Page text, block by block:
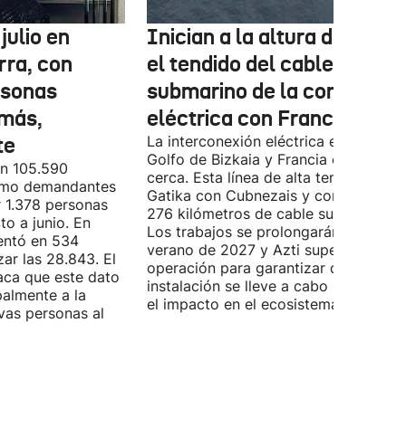
en
con
105.590
demandantes
personas
a junio. En
en 534
las 28.843. El
que este dato
a la
personas al
Inician a la altura de
el tendido del cable
submarino de la conexión
eléctrica con Francia
La interconexión eléctrica entre el
Golfo de Bizkaia y Francia está más
cerca. Esta línea de alta tensión unirá
Gatika con Cubnezais y contará con
276 kilómetros de cable submarino.
Los trabajos se prolongarán hasta
verano de 2027 y Azti supervisará la
operación para garantizar que la
instalación se lleve a cabo
el impacto en el ecosistema marino.